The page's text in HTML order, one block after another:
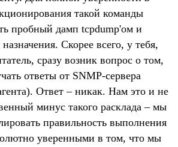
такой команды
пробный дамп tcpdump'ом и
Скорее всего, у тебя,
сразу возник вопрос о том,
ответы от SNMP-сервера
Ответ – никак. Нам это и не
минус такого расклада – мы
правильность выполнения
уверенными в том, что мы